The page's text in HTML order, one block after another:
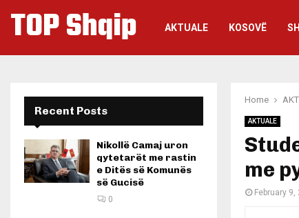
TOP Shqip AKTUALE KOSOVË
Home
AKTUALE
me
February 9,
Recent Posts
Nikollë Camaj uron
qytetarët me rastin
e Ditës së Komunës
së Gucisë
0